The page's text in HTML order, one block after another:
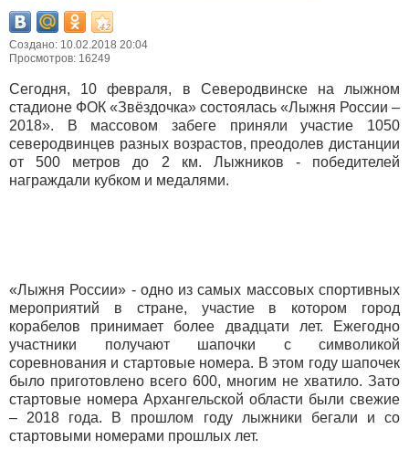
Создано: 10.02.2018 20:04
Просмотров: 16249
Сегодня, 10 февраля, в Северодвинске на лыжном
стадионе ФОК «Звёздочка» состоялась «Лыжня России –
2018». В массовом забеге приняли участие 1050
северодвинцев разных возрастов, преодолев дистанции
от 500 метров до 2 км. Лыжников - победителей
награждали кубком и медалями.
«Лыжня России» - одно из самых массовых спортивных
мероприятий в стране, участие в котором город
корабелов принимает более двадцати лет. Ежегодно
участники получают шапочки с символикой
соревнования и стартовые номера. В этом году шапочек
было приготовлено всего 600, многим не хватило. Зато
стартовые номера Архангельской области были свежие
– 2018 года. В прошлом году лыжники бегали и со
стартовыми номерами прошлых лет.